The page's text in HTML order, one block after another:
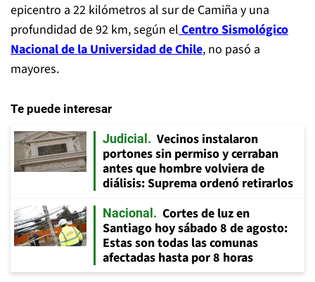
epicentro a 22 kilómetros al sur de Camiña y una
profundidad de 92 km, según elCentro Sismológico
Nacional de la Universidad de Chile, no pasó a
mayores.
Te puede interesar
Judicial
Vecinos instalaron
portones sin permiso y cerraban
antes que hombre volviera de
diálisis: Suprema ordenó retirarlos
Nacional
Cortes de luz en
Santiago hoy sábado 8 de agosto:
Estas son todas las comunas
afectadas hasta por 8 horas